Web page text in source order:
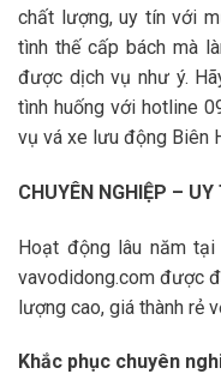
chất lượng, uy tín với
tình thế cấp bách mà
được dịch vụ như ý.
tình huống với hotline
vụ vá xe lưu động Biên
CHUYÊN NGHIỆP –
Hoạt động lâu năm
vavodidong.com được
lượng cao, giá thành rẻ
Khắc phục chuyên